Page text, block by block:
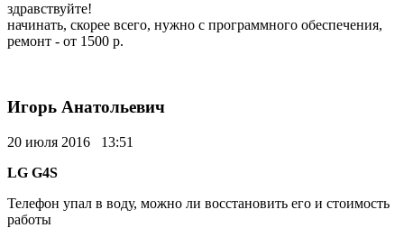
здравствуйте!
начинать, скорее всего, нужно с программного обеспечения,
ремонт - от 1500 р.
Игорь Анатольевич
20 июля 2016 13:51
LG G4S
Телефон упал в воду, можно ли восстановить его и стоимость
работы